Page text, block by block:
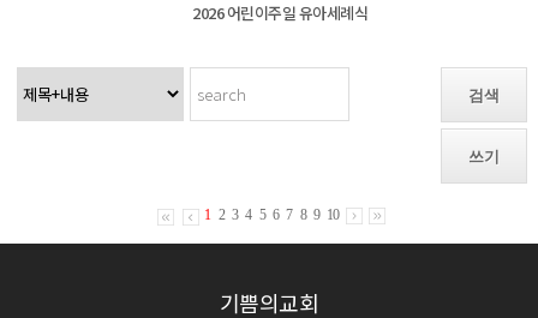
2026 어린이주일 유아세례식
검색
쓰기
1 2 3 4 5 6 7 8 9 10
기쁨의교회